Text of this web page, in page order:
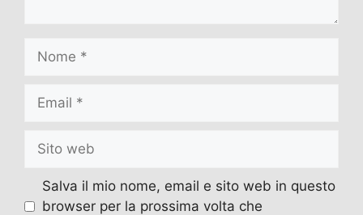
Nome
Email
Sito
web
Salva il mio nome, email e sito web in questo
browser per la prossima volta che